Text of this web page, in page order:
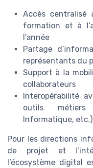
Accès centralisé
formation et à
l’année
Partage
représentants du
Support à la
collaborateurs
Interopérabilité
outils métiers
Informatique, etc.)
Pour les directions
de projet et
l’écosystème digital